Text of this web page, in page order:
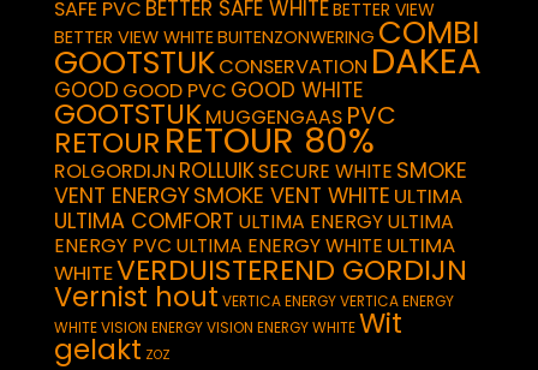
SAFE PVC BETTER SAFE WHITEBETTER VIEW
BETTER VIEW WHITEBUITENZONWERING COMBI
GOOTSTUKCONSERVATION DAKEA
GOOD GOOD PVC GOOD WHITE
GOOTSTUKMUGGENGAAS PVC
RETOUR RETOUR 80%
ROLGORDIJN ROLLUIKSECURE WHITE SMOKE
VENT ENERGYSMOKE VENT WHITE ULTIMA
ULTIMA COMFORT ULTIMA ENERGYULTIMA
ENERGY PVC ULTIMA ENERGY WHITE ULTIMA
WHITEVERDUISTEREND GORDIJN
Vernist hout VERTICA ENERGYVERTICA ENERGY
WHITEVISION ENERGYVISION ENERGY WHITEWit
gelakt ZOZ